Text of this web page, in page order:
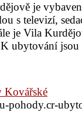
je
s televizí,
je Vila
ubytování jsou
Kovářské
pohody.cr-